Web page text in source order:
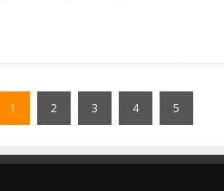
1 2 3 4 5